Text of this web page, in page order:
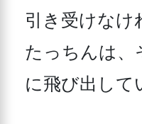
引き受けなけ
たっちんは、